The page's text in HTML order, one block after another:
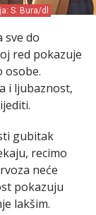
S. Bura/dl
sve do
red pokazuje
osobe.
i ljubaznost,
gubitak
recimo
neće
pokazuju
lakšim.